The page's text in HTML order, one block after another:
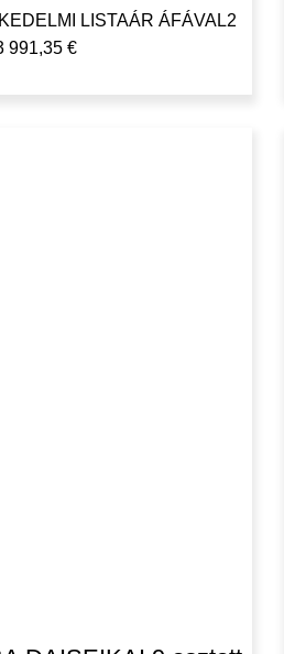
LISTAÁR ÁFÁVAL2
991,35 €